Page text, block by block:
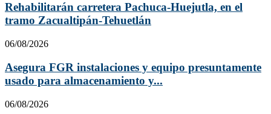
Rehabilitarán carretera Pachuca-Huejutla, en el
tramo Zacualtipán-Tehuetlán
06/08/2026
Asegura FGR instalaciones y equipo presuntamente
usado para almacenamiento y...
06/08/2026